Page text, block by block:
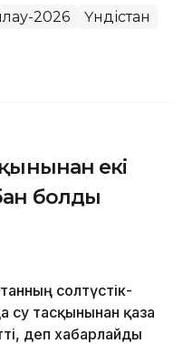
2026 Үндістан
екі
болды
солтүстік-
су тасқынынан қаза
деп хабарлайды